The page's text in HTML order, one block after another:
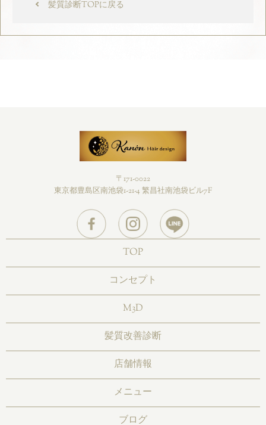
髪質診断TOPに戻る
〒171-0022
東京都豊島区南池袋1-21-4 繁昌社南池袋ビル7F
TOP
コンセプト
M3D
髪質改善診断
店舗情報
メニュー
ブログ